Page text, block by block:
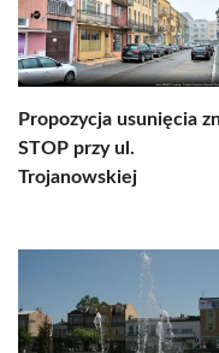
Propozycja usunięcia
STOP przy ul.
Trojanowskiej